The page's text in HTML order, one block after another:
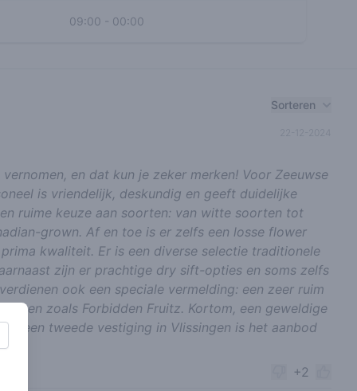
09:00 - 00:00
Sorteren
en dat kun je zeker merken! Voor Zeeuwse
is vriendelijk, deskundig en geeft duidelijke
ruime keuze aan soorten: van witte soorten tot
grown. Af en toe is er zelfs een losse flower
kwaliteit. Er is een diverse selectie traditionele
zijn er prachtige dry sift-opties en soms zelfs
ook een speciale vermelding: een zeer ruim
zoals Forbidden Fruitz. Kortom, een geweldige
een tweede vestiging in Vlissingen is het aanbod
+2